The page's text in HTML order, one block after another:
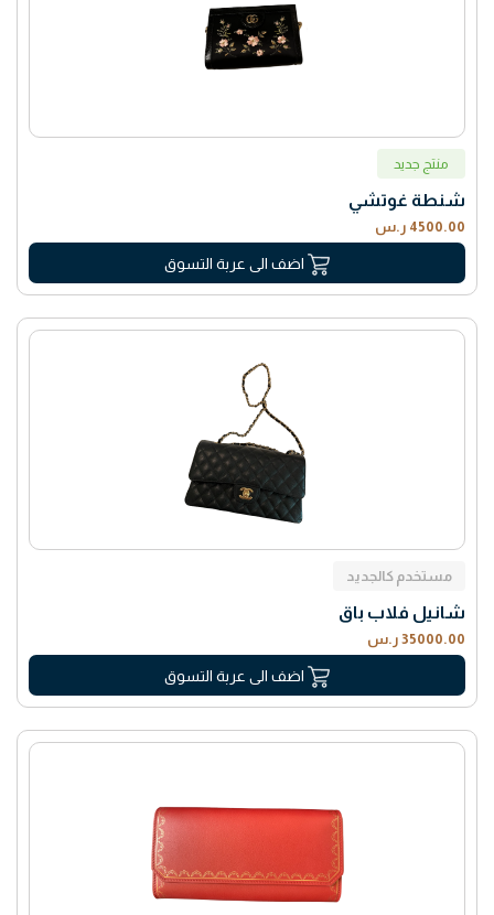
منتج جديد
شنطة غوتشي
4500.00 ر.س
اضف الى عربة التسوق
مستخدم كالجديد
شانيل فلاب باق
35000.00 ر.س
اضف الى عربة التسوق